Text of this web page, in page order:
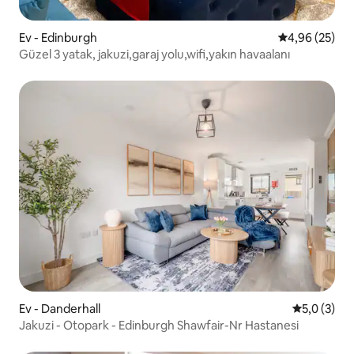
Ev - Edinburgh 5 üzerinden
4,96 (25)
Güzel 3 yatak, jakuzi,garaj yolu,wifi,yakın havaalanı
Ev - Danderhall 55,0 (3)
Jakuzi - Otopark - Edinburgh Shawfair-Nr Hastanesi